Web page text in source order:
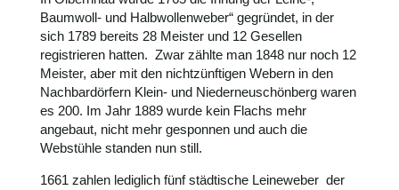
Baumwoll- und Halbwollenweber“ gegründet, in der
sich 1789 bereits 28 Meister und 12 Gesellen
registrieren hatten. Zwar zählte man 1848 nur noch 12
Meister, aber mit den nichtzünftigen Webern in den
Nachbardörfern Klein- und Niederneuschönberg waren
es 200. Im Jahr 1889 wurde kein Flachs mehr
angebaut, nicht mehr gesponnen und auch die
Webstühle standen nun still.
1661 zahlen lediglich fünf städtische Leineweber der